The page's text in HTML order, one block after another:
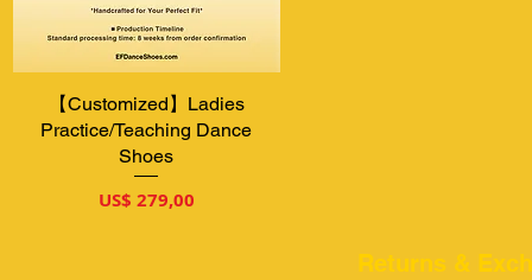
Visualização rápida
【Customized】Ladies
Practice/Teaching Dance
Shoes
Preço
US$ 279,00
Returns &